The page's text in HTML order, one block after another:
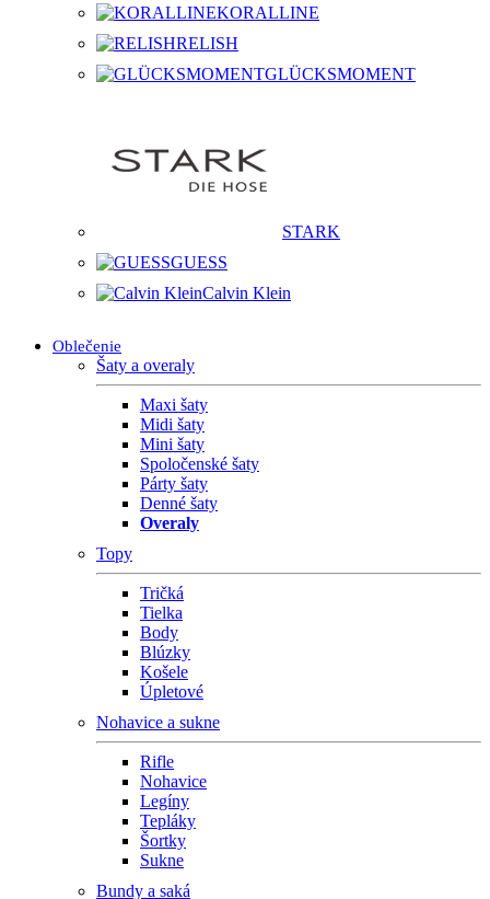
KORALLINE
RELISH
GLÜCKSMOMENT
STARK
GUESS
Calvin Klein
Oblečenie
Šaty a overaly
Maxi šaty
Midi šaty
Mini šaty
Spoločenské šaty
Párty šaty
Denné šaty
Overaly
Topy
Tričká
Tielka
Body
Blúzky
Košele
Úpletové
Nohavice a sukne
Rifle
Nohavice
Legíny
Tepláky
Šortky
Sukne
Bundy a saká